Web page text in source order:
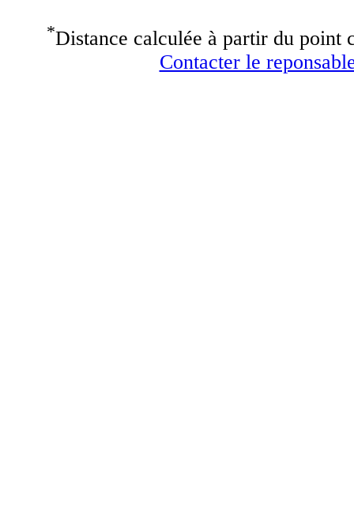
*Distance calculée à partir du point
Contacter le